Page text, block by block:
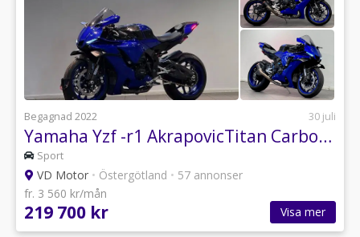
Begagnad 2022 30 juli
Yamaha Yzf -r1 AkrapovicTitan Carbon Bitubo R GBRacing Rizoma *SE UTR*
Sport
VD Motor • Östergötland • 57 annonser
fr. 3 560 kr/mån
219 700 kr Visa mer